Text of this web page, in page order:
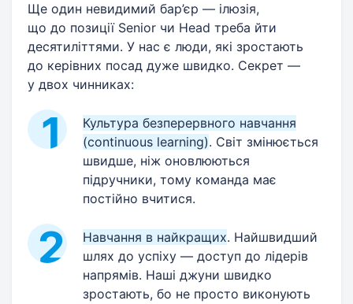
Ще один невидимий бар’єр — ілюзія,
що до позиції Senior чи Head треба йти
десятиліттями. У нас є люди, які зростають
до керівних посад дуже швидко. Секрет —
у двох чинниках:
Культура безперервного навчання
(continuous learning). Світ змінюється
швидше, ніж оновлюються
підручники, тому команда має
постійно вчитися.
Навчання в найкращих. Найшвидший
шлях до успіху — доступ до лідерів
напрямів. Наші джуни швидко
зростають, бо не просто виконують